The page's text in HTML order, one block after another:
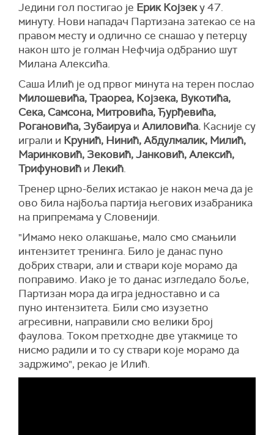
Једини гол постигао је Ерик Којзеку 47.
минуту. Нови нападач Партизана затекао се на
правом месту и одлично се снашао у петерцу
након што је голман Нефчија одбранио шут
Милана Алексића.
Саша Илић је од првог минута на терен послао
Милошевића, Траореа, Којзека, Вукотића,
Сека, Самсона, Митровића, Ђурђевића,
Рогановића, Зубаируа и Алиловића. Касније су
играли и Крунић, Нинић, Абдулмалик, Милић,
Маринковић, Зековић, Јанковић, Алексић,
Трифуновић и Лекић.
Тренер црно-белих истакао је након меча да је
ово била најбоља партија његових изабраника
на припремама у Словенији.
"Имамо неко олакшање, мало смо смањили
интензитет тренинга. Било је данас пуно
добрих ствари, али и ствари које морамо да
поправимо. Иако је то данас изгледало боље,
Партизан мора да игра једноставно и са
пуно интензитета. Били смо изузетно
агресивни, направили смо велики број
фаулова. Током претходне две утакмице то
нисмо радили и то су ствари које морамо да
задржимо", рекао је Илић.